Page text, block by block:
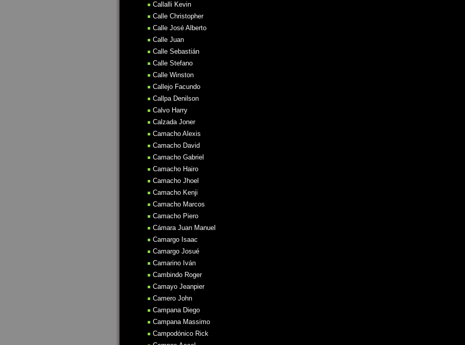
Callalli Kevin
Calle Christopher
Calle José Alberto
Calle Juan
Calle Sebastián
Calle Stefano
Calle Winston
Callejo Facundo
Callpa Denilson
Calvo Harry
Calzada Joner
Camacho Alexis
Camacho David
Camacho Gabriel
Camacho Hairo
Camacho Jhoel
Camacho Kenji
Camacho Marcos
Camacho Piero
Cámara Juan Manuel
Camargo Isaac
Camargo Josué
Camarino Iván
Cambindo Roger
Camayo Jeanpier
Camero John
Campana Diego
Campana Massimo
Campodónico Rick